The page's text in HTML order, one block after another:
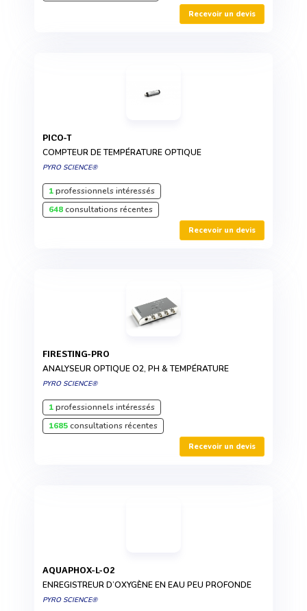
Recevoir un devis
PICO-T
COMPTEUR DE TEMPÉRATURE OPTIQUE
PYRO SCIENCE®
1professionnels intéressés
648consultations récentes
Recevoir un devis
FIRESTING-PRO
ANALYSEUR OPTIQUE O2, PH & TEMPÉRATURE
PYRO SCIENCE®
1professionnels intéressés
1685consultations récentes
Recevoir un devis
AQUAPHOX-L-O2
ENREGISTREUR D’OXYGÈNE EN EAU PEU PROFONDE
PYRO SCIENCE®